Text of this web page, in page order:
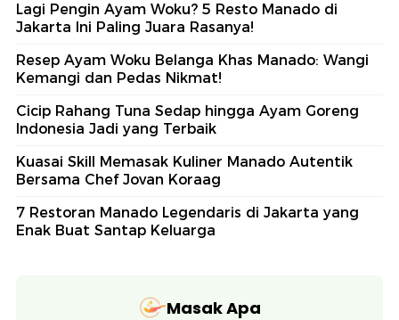
Lagi Pengin Ayam Woku? 5 Resto Manado di
Jakarta Ini Paling Juara Rasanya!
Resep Ayam Woku Belanga Khas Manado: Wangi
Kemangi dan Pedas Nikmat!
Cicip Rahang Tuna Sedap hingga Ayam Goreng
Indonesia Jadi yang Terbaik
Kuasai Skill Memasak Kuliner Manado Autentik
Bersama Chef Jovan Koraag
7 Restoran Manado Legendaris di Jakarta yang
Enak Buat Santap Keluarga
Masak Apa